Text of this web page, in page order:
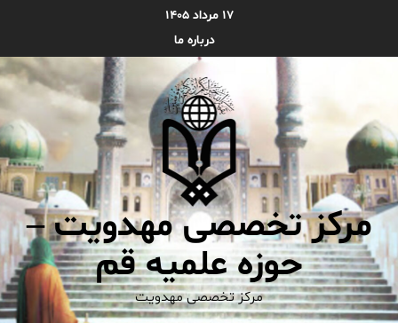
۱۷ مرداد ۱۴۰۵
درباره ما
مرکز تخصصی مهدویت –
حوزه علمیه قم
مرکز تخصصی مهدویت